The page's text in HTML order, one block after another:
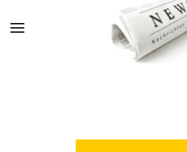
Zum Hauptinhalt springen